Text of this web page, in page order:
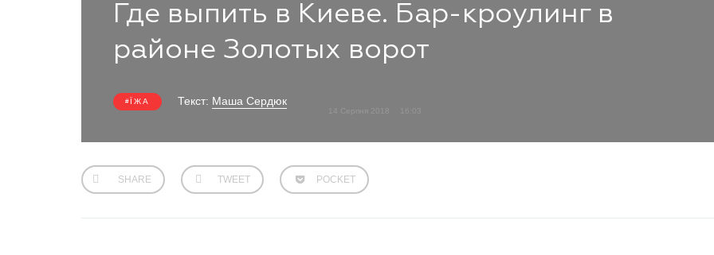
Где выпить в Киеве. Бар-кроулинг в
районе Золотых ворот
ЇЖА Текст: Маша Сердюк
SHARE TWEET POCKET